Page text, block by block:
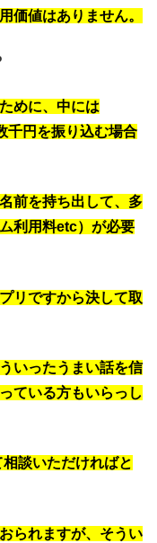
価値はありません。
めに、中には
千円を振り込む場合
前を持ち出して、多
利用料etc）が必要
リですから決して取
いったうまい話を信
ている方もいらっし
談いただければと
られますが、そうい